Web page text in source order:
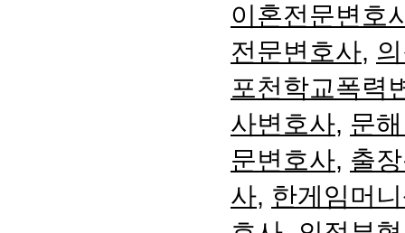
이혼전문변호
전문변호사,
포천학교폭력
사변호사, 문
문변호사, 출
사, 한게임머